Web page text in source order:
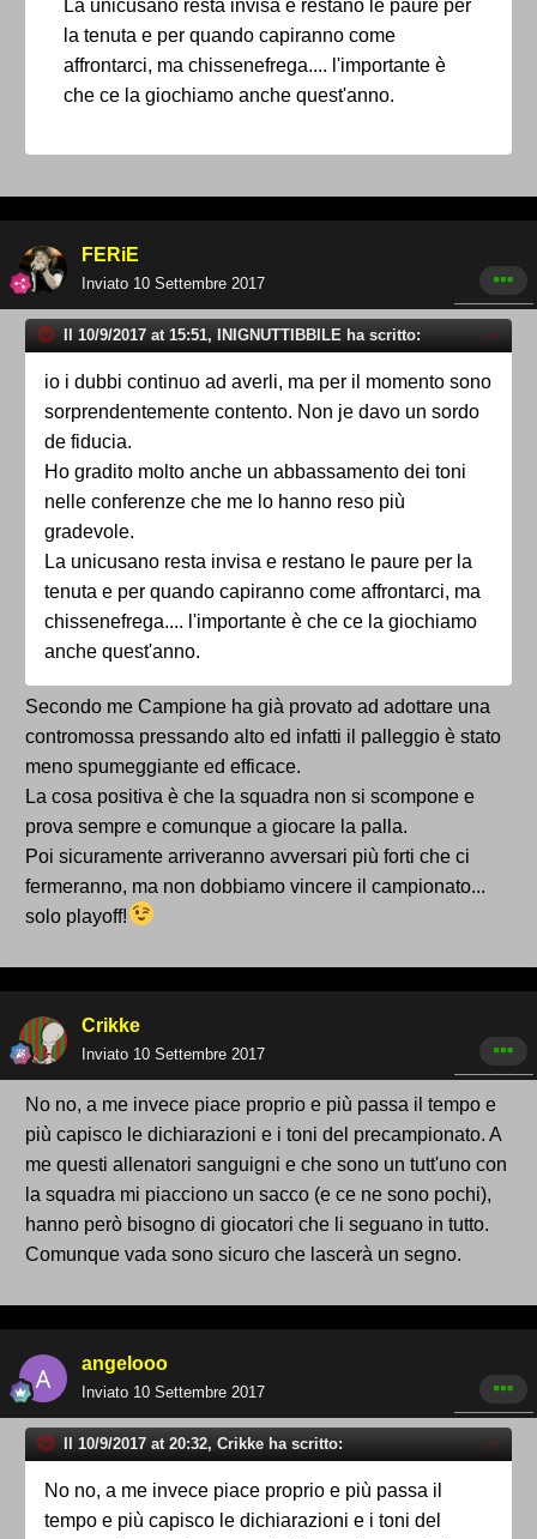
La unicusano resta invisa e restano le paure per
la tenuta e per quando capiranno come
affrontarci, ma chissenefrega.... l'importante è
che ce la giochiamo anche quest'anno.
FERiE
Inviato 10 Settembre 2017
Il 10/9/2017 at 15:51, INIGNUTTIBBILE ha scritto:
io i dubbi continuo ad averli, ma per il momento sono
sorprendentemente contento. Non je davo un sordo
de fiducia.
Ho gradito molto anche un abbassamento dei toni
nelle conferenze che me lo hanno reso più
gradevole.
La unicusano resta invisa e restano le paure per la
tenuta e per quando capiranno come affrontarci, ma
chissenefrega.... l'importante è che ce la giochiamo
anche quest'anno.
Secondo me Campione ha già provato ad adottare una
contromossa pressando alto ed infatti il palleggio è stato
meno spumeggiante ed efficace.
La cosa positiva è che la squadra non si scompone e
prova sempre e comunque a giocare la palla.
Poi sicuramente arriveranno avversari più forti che ci
fermeranno, ma non dobbiamo vincere il campionato...
solo playoff!
Crikke
Inviato 10 Settembre 2017
No no, a me invece piace proprio e più passa il tempo e
più capisco le dichiarazioni e i toni del precampionato. A
me questi allenatori sanguigni e che sono un tutt'uno con
la squadra mi piacciono un sacco (e ce ne sono pochi),
hanno però bisogno di giocatori che li seguano in tutto.
Comunque vada sono sicuro che lascerà un segno.
angelooo
Inviato 10 Settembre 2017
Il 10/9/2017 at 20:32, Crikke ha scritto:
No no, a me invece piace proprio e più passa il
tempo e più capisco le dichiarazioni e i toni del